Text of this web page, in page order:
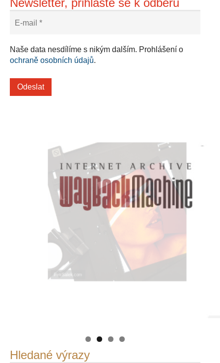
Newsletter, přihlašte se k odběru
Naše data nesdílíme s nikým dalším. Prohlášení o
ochraně osobních údajů.
Hledané výrazy